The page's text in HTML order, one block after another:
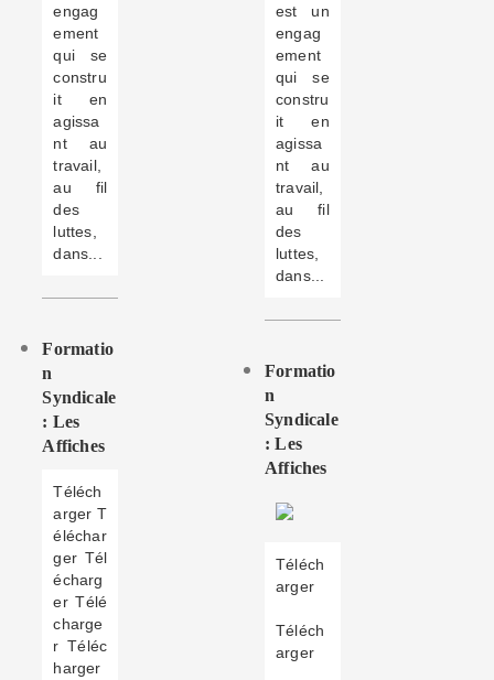
engag
ement
qui se
constru
it en
agissa
nt au
travail,
au fil
des
luttes,
dans...
Formatio
N
Syndicale
: Les
Affiches
Téléch
arger T
éléchar
ger Tél
écharg
er Télé
charge
r Téléc
harger
est un
engag
ement
qui se
constru
it en
agissa
nt au
travail,
au fil
des
luttes,
dans...
Formatio
N
Syndicale
: Les
Affiches
Téléch
arger
Téléch
arger